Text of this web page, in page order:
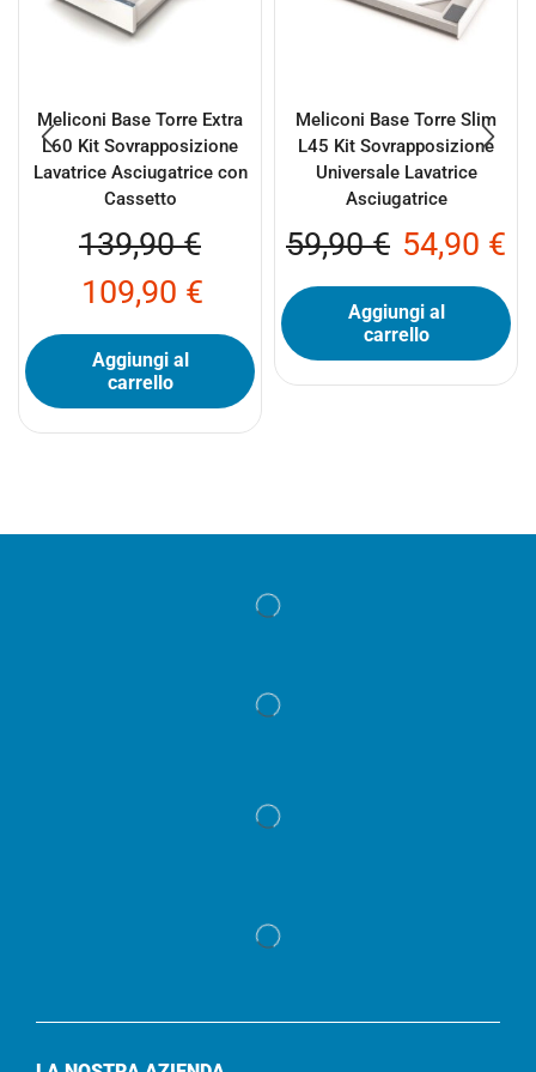
Meliconi Base Torre Extra
L60 Kit Sovrapposizione
Lavatrice Asciugatrice con
Cassetto
139,90€
109,90 €
Aggiungi al
carrello
Meliconi Base Torre Slim
L45 Kit Sovrapposizione
Universale Lavatrice
Asciugatrice
59,90€ 54,90 €
Aggiungi al
carrello